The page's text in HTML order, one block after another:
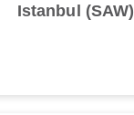
Istanbul (SAW)